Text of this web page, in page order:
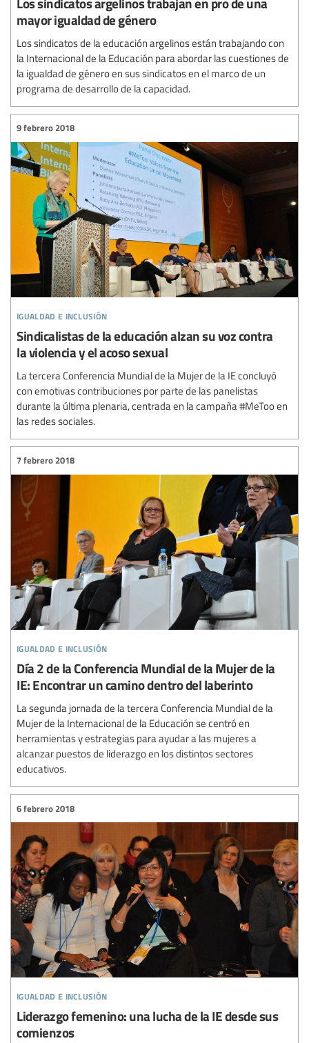
mayor igualdad de género
Los sindicatos de la educación argelinos están trabajando con
la Internacional de la Educación para abordar las cuestiones de
la igualdad de género en sus sindicatos en el marco de un
programa de desarrollo de la capacidad.
igualdad e inclusión
9 febrero 2018
Sindicalistas de la educación alzan su voz contra
la violencia y el acoso sexual
La tercera Conferencia Mundial de la Mujer de la IE concluyó
con emotivas contribuciones por parte de las panelistas
durante la última plenaria, centrada en la campaña #MeToo en
las redes sociales.
igualdad e inclusión
7 febrero 2018
Día 2 de la Conferencia Mundial de la Mujer de la
IE: Encontrar un camino dentro del laberinto
La segunda jornada de la tercera Conferencia Mundial de la
Mujer de la Internacional de la Educación se centró en
herramientas y estrategias para ayudar a las mujeres a
alcanzar puestos de liderazgo en los distintos sectores
educativos.
igualdad e inclusión
6 febrero 2018
Liderazgo femenino: una lucha de la IE desde sus
comienzos